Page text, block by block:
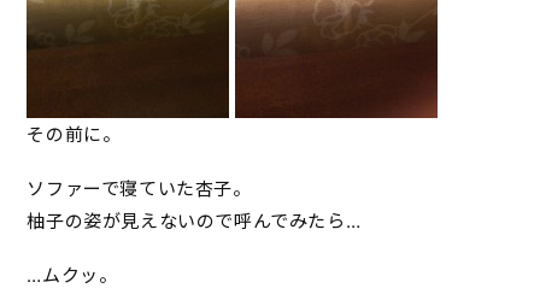
その前に。
ソファーで寝ていた杏子。
柚子の姿が見えないので呼んでみたら…
…ムクッ。